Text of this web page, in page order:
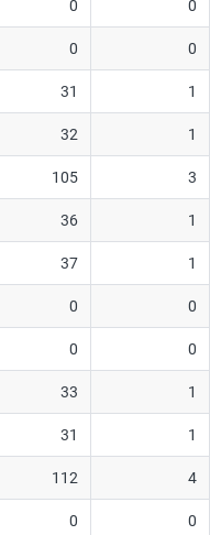
0 0
0 0
31 1
32 1
105 3
36 1
37 1
0 0
0 0
33 1
31 1
112 4
0 0